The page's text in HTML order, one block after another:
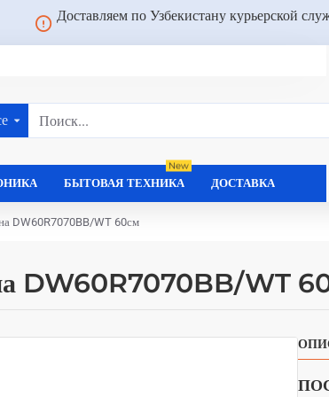
Доставляем по Узбекистану курьерской
БЫТОВАЯ ТЕХНИКА
New
ДОСТАВКА
DW60R7070BB/WT
DW60R7070BB/WT 60см